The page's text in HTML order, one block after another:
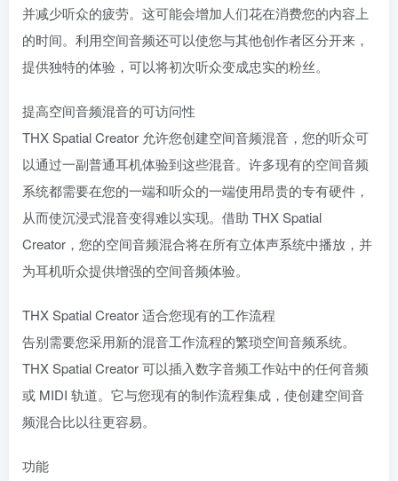
并减少听众的疲劳。这可能会增加人们花在消费您的内容上
的时间。利用空间音频还可以使您与其他创作者区分开来，
提供独特的体验，可以将初次听众变成忠实的粉丝。
提高空间音频混音的可访问性
THX Spatial Creator 允许您创建空间音频混音，您的听众可
以通过一副普通耳机体验到这些混音。许多现有的空间音频
系统都需要在您的一端和听众的一端使用昂贵的专有硬件，
从而使沉浸式混音变得难以实现。借助 THX Spatial
Creator，您的空间音频混合将在所有立体声系统中播放，并
为耳机听众提供增强的空间音频体验。
THX Spatial Creator 适合您现有的工作流程
告别需要您采用新的混音工作流程的繁琐空间音频系统。
THX Spatial Creator 可以插入数字音频工作站中的任何音频
或 MIDI 轨道。它与您现有的制作流程集成，使创建空间音
频混合比以往更容易。
功能